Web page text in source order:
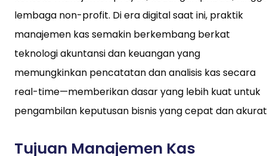
lembaga non-profit. Di era digital saat ini, praktik
manajemen kas semakin berkembang berkat
teknologi akuntansi dan keuangan yang
memungkinkan pencatatan dan analisis kas secara
real-time—memberikan dasar yang lebih kuat untuk
pengambilan keputusan bisnis yang cepat dan
Tujuan Manajemen Kas